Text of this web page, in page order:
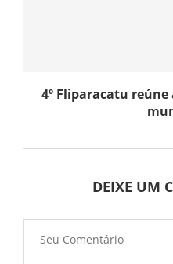
4º Fliparacatu
DEIXE UM